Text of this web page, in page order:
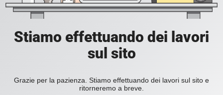
Stiamo effettuando dei lavori
sul sito
Grazie per la pazienza. Stiamo effettuando dei lavori sul sito e
ritorneremo a breve.